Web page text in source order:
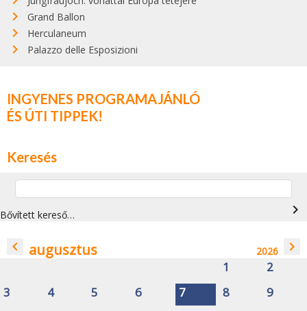
Grand Ballon
Herculaneum
Palazzo delle Esposizioni
INGYENES PROGRAMAJÁNLÓ
ÉS ÚTI TIPPEK!
Keresés
Bővített kereső… navigate_next
navigate_before augusztus 2026 navigate_next
1
2
3
4 5 6 7 8
9